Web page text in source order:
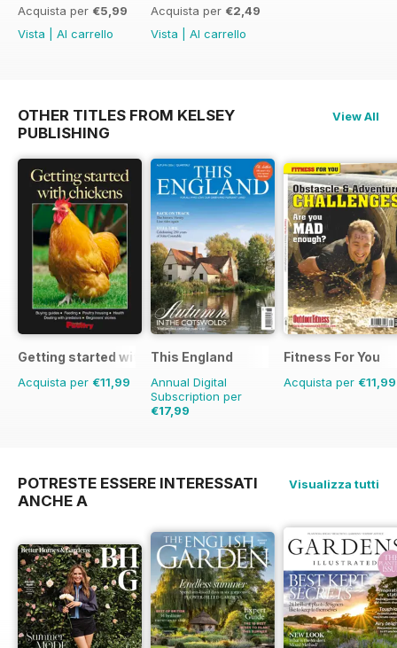
Acquista per €5,99
Vista
Al carrello
Acquista per €2,49
Vista
Al carrello
OTHER TITLES FROM KELSEY
PUBLISHING
View All
Getting started with chickens
Acquista per €11,99
This England
Annual Digital
Subscription per
€17,99
Fitness For You
Acquista per €11,99
POTRESTE ESSERE INTERESSATI
ANCHE A
Visualizza tutti